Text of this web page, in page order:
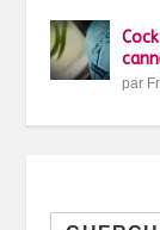
par
Search